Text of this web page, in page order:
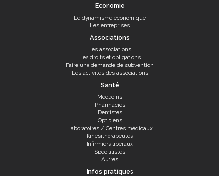
Economie
Le dynamisme économique
Les entreprises
Associations
Les associations
Les droits et obligations
Faire une demande de subvention
Les activités des associations
Santé
Médecins
Pharmacies
Dentistes
Opticiens
Laboratoires / Centres médicaux
Kinésithérapeutes
Infirmiers libéraux
Spécialistes
Autres
Infos pratiques